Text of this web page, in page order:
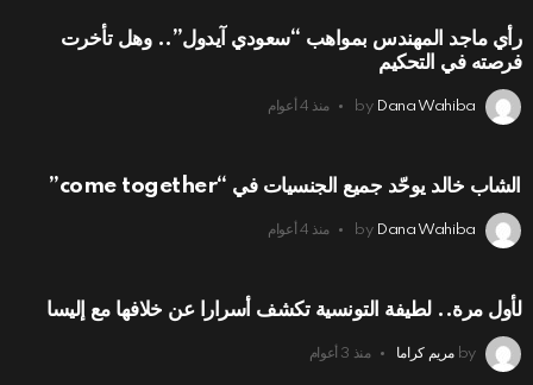
رأي ماجد المهندس بمواهب “سعودي آيدول”.. وهل تأخرت
فرصته في التحكيم
by Dana Wahiba منذ 4 أعوام
الشاب خالد يوحّد جميع الجنسيات في “come together”
by Dana Wahiba منذ 4 أعوام
لأول مرة.. لطيفة التونسية تكشف أسرارا عن خلافها مع إليسا
by مريم كراما منذ 3 أعوام